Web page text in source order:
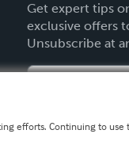
Get expert tips
exclusive offers
Unsubscribe at
efforts. Continuing to use